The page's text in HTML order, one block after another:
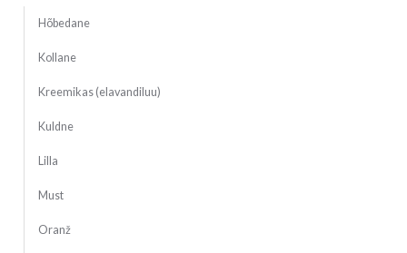
Hõbedane
Kollane
Kreemikas (elavandiluu)
Kuldne
Lilla
Must
Oranž